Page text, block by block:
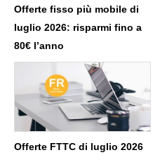
Offerte fisso più mobile di
luglio 2026: risparmi fino a
80€ l’anno
Offerte FTTC di luglio 2026